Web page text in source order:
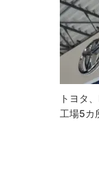
ー
シ
ョ
ン
トヨタ
工場5カ